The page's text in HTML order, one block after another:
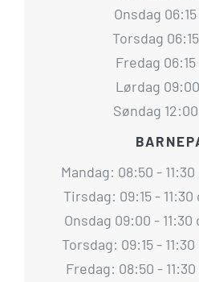
Onsdag
Torsdag
Fredag
Lørdag
Søndag
Mandag: 08:50 -
Tirsdag: 09:15 -
Onsdag 09:00 -
Torsdag: 09:15 -
Fredag: 08:50 -